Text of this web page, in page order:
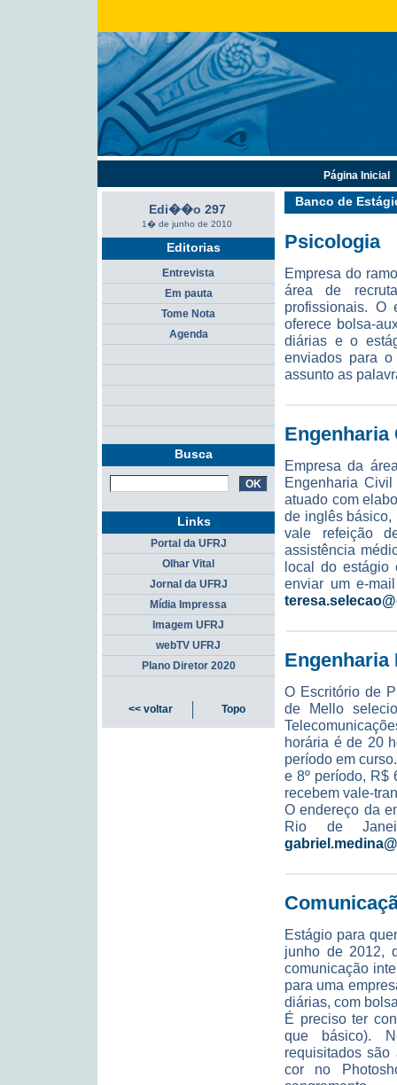
Banco de
Psicologia
Empresa do
área de
profissionais. O
oferece bolsa-
diárias e o
enviados para
assunto as
Engenharia
Empresa da
Engenharia
atuado com
de inglês básico,
vale refeição
assistência
local do estágio
enviar um e-
Engenharia
O Escritório de
de Mello
horária é de 20
período em
e 8º período, R$
recebem vale-
O endereço da
Rio de
Estágio para
junho de 2012,
comunicação
para uma
diárias, com
É preciso ter
que básico).
requisitados
cor no
Edi��o 297
1� de junho de 2010
Editorias
Entrevista
Em pauta
Tome Nota
Agenda
Busca
Página Inicial
Links
Portal da UFRJ
Olhar Vital
Jornal da UFRJ
Mídia Impressa
Imagem UFRJ
webTV UFRJ
Plano Diretor 2020
<< voltar Topo